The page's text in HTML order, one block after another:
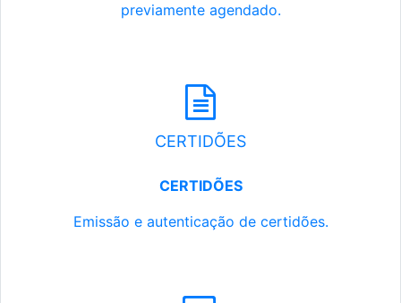
previamente agendado.
CERTIDÕES
CERTIDÕES
Emissão e autenticação de certidões.